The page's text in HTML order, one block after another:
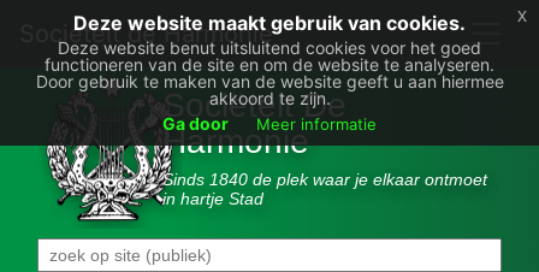
Deze website maakt gebruik van cookies.
Deze website benut uitsluitend cookies voor het goed
functioneren van de site en om de website te analyseren.
Door gebruik te maken van de website geeft u aan hiermee
akkoord te zijn.
Ga door
Meer informatie
x
Societëit de Harmonie
Sociëteit De
Harmonie
Sinds 1840 de plek waar je elkaar ontmoet
in hartje Stad